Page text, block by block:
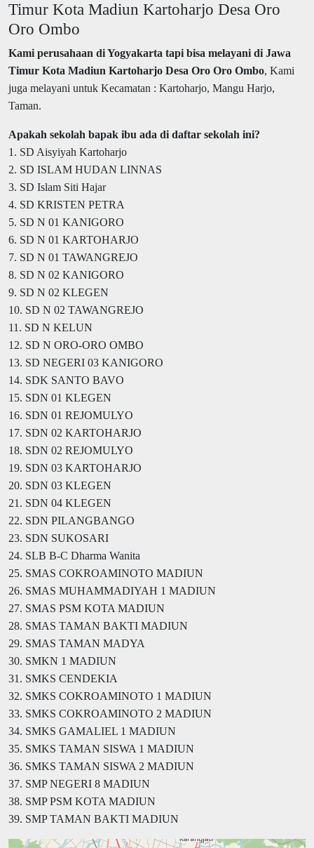
Timur Kota Madiun Kartoharjo Desa Oro
Oro Ombo
Kami perusahaan di Yogyakarta tapi bisa melayani di Jawa
Timur Kota Madiun Kartoharjo Desa Oro Oro Ombo, Kami
juga melayani untuk Kecamatan : Kartoharjo, Mangu Harjo,
Taman.
Apakah sekolah bapak ibu ada di daftar sekolah ini?
1. SD Aisyiyah Kartoharjo
2. SD ISLAM HUDAN LINNAS
3. SD Islam Siti Hajar
4. SD KRISTEN PETRA
5. SD N 01 KANIGORO
6. SD N 01 KARTOHARJO
7. SD N 01 TAWANGREJO
8. SD N 02 KANIGORO
9. SD N 02 KLEGEN
10. SD N 02 TAWANGREJO
11. SD N KELUN
12. SD N ORO-ORO OMBO
13. SD NEGERI 03 KANIGORO
14. SDK SANTO BAVO
15. SDN 01 KLEGEN
16. SDN 01 REJOMULYO
17. SDN 02 KARTOHARJO
18. SDN 02 REJOMULYO
19. SDN 03 KARTOHARJO
20. SDN 03 KLEGEN
21. SDN 04 KLEGEN
22. SDN PILANGBANGO
23. SDN SUKOSARI
24. SLB B-C Dharma Wanita
25. SMAS COKROAMINOTO MADIUN
26. SMAS MUHAMMADIYAH 1 MADIUN
27. SMAS PSM KOTA MADIUN
28. SMAS TAMAN BAKTI MADIUN
29. SMAS TAMAN MADYA
30. SMKN 1 MADIUN
31. SMKS CENDEKIA
32. SMKS COKROAMINOTO 1 MADIUN
33. SMKS COKROAMINOTO 2 MADIUN
34. SMKS GAMALIEL 1 MADIUN
35. SMKS TAMAN SISWA 1 MADIUN
36. SMKS TAMAN SISWA 2 MADIUN
37. SMP NEGERI 8 MADIUN
38. SMP PSM KOTA MADIUN
39. SMP TAMAN BAKTI MADIUN